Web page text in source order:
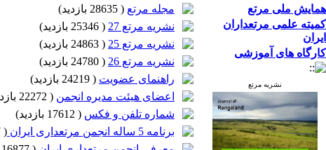
همایش ملی مرتع
کمیته علمی مرتعداران
ایران
کارگاه های آموزشی
نشریه مرتع
مجله مرتع (
)
نشریه مرتع 27
(
)
نشریه مرتع 25
(
)
نشریه مرتع 26
(
)
راهنمای عضویت (
)
اعضای هیئت مدیره انجمن (
شماره تلفن و فکس (
)
برنامه 5 ساله انجمن مرتعداری ایران
(